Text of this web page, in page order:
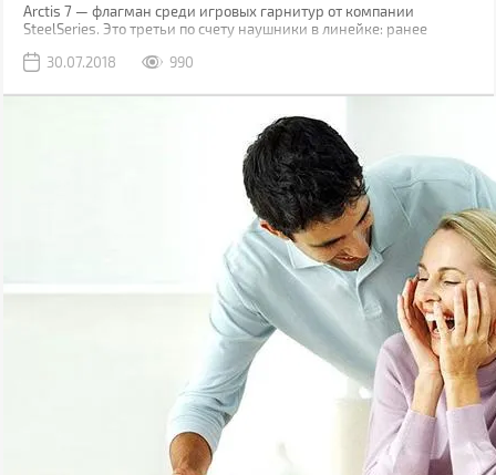
Arctis 7 — флагман среди игровых гарнитур от компании
SteelSeries. Это третьи по счету наушники в линейке: ранее
наушниками Arctis 3 и Arctis 5.
30.07.2018 990